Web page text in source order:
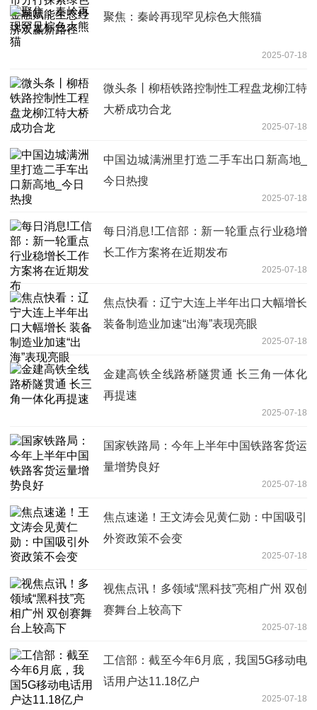
聚焦：秦岭再现罕见棕色大熊猫
2025-07-18
微头条丨柳梧铁路控制性工程盘龙柳江特
大桥成功合龙
2025-07-18
中国边城满洲里打造二手车出口新高地_
今日热搜
2025-07-18
每日消息!工信部：新一轮重点行业稳增
长工作方案将在近期发布
2025-07-18
焦点快看：辽宁大连上半年出口大幅增长
装备制造业加速“出海”表现亮眼
2025-07-18
金建高铁全线路桥隧贯通 长三角一体化
再提速
2025-07-18
国家铁路局：今年上半年中国铁路客货运
量增势良好
2025-07-18
焦点速递！王文涛会见黄仁勋：中国吸引
外资政策不会变
2025-07-18
视焦点讯！多领域“黑科技”亮相广州 双创
赛舞台上较高下
2025-07-18
工信部：截至今年6月底，我国5G移动电
话用户达11.18亿户
2025-07-18